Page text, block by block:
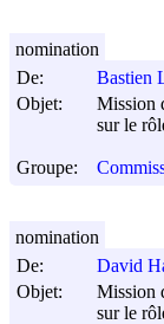
De:
Bastien
Objet:
Mission
sur le
Groupe:
nomination
De:
David
Objet:
Mission
sur le
nomination